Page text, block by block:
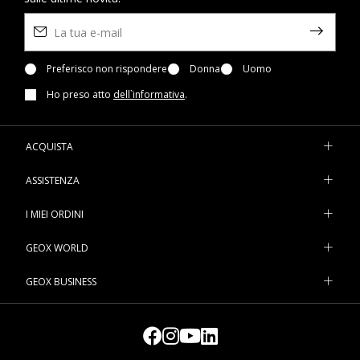
Preferisco non rispondere Donna
Uomo
Ho preso atto dell`informativa.
ACQUISTA
ASSISTENZA
I MIEI ORDINI
GEOX WORLD
GEOX BUSINESS